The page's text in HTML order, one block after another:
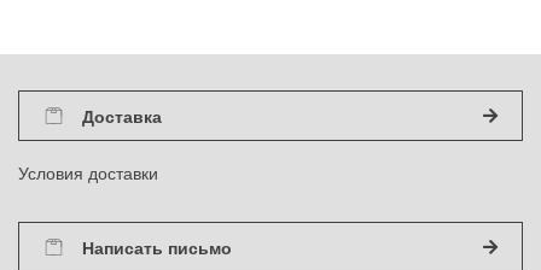
Доставка
Условия доставки
Написать письмо